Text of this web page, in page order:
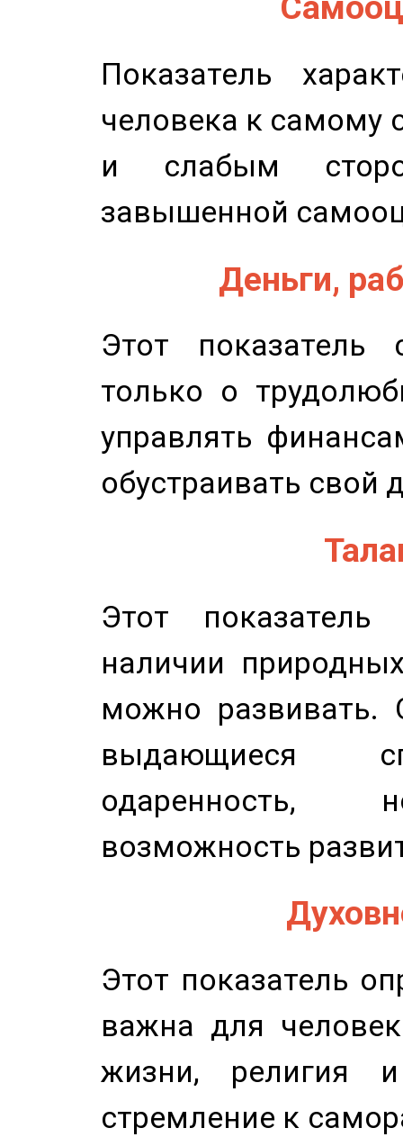
Показатель
человека к самому
и слабым
завышенной
Деньги,
Этот показатель
только о
управлять
обустраивать свой
Этот показатель
наличии
можно развивать.
выдающиеся
одаренность,
возможность
Этот показатель
важна для
жизни, религия
стремление к